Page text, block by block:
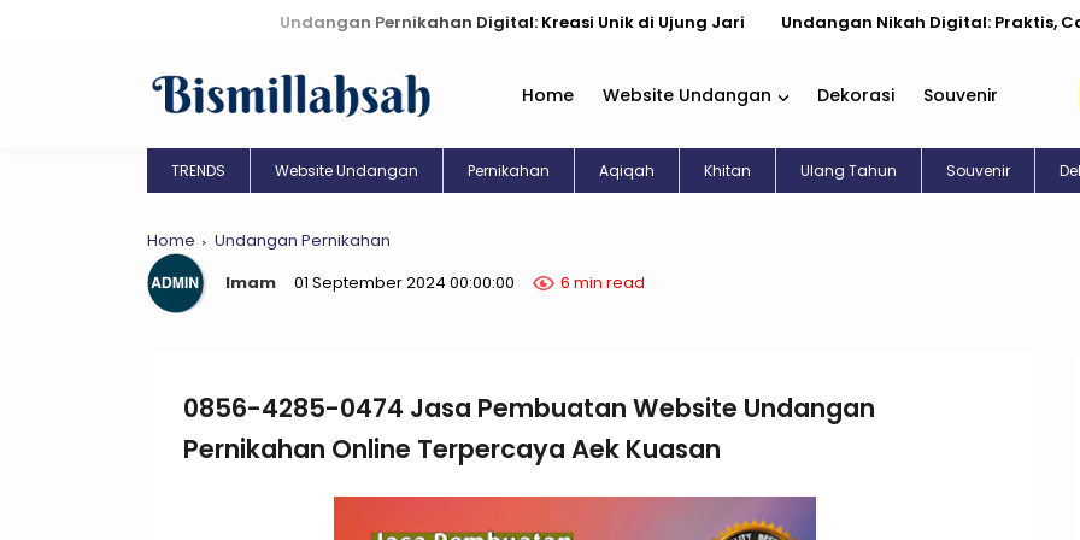
Undangan Pernikahan Digital: Kreasi Unik di Ujung Jari Undangan Nikah Digital: Praktis, Cantik, &
Home Website Undangan Dekorasi Souvenir
TRENDS Website Undangan Pernikahan Aqiqah Khitan Ulang Tahun Souvenir
Home
Undangan Pernikahan
Imam
01 September 2024 00:00:00 6 min read
0856-4285-0474 Jasa Pembuatan Website Undangan
Pernikahan Online Terpercaya Aek Kuasan